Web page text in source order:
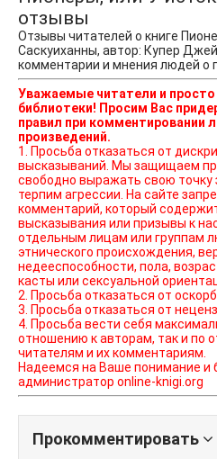
отзывы
Отзывы читателей о книге
Саскуиханны, автор: Купер
комментарии и мнения людей о
Уважаемые читатели и
библиотеки! Просим Вас
правил при комментировании
произведений.
1. Просьба отказаться от
высказываний. Мы защищаем право наших читателей
свободно выражать свою точку
терпим агрессии. На сайте
комментарий, который
высказывания или призывы к
отдельным лицам или группам
этнического происхождения,
недееспособности, пола,
касты или сексуальной
2. Просьба отказаться от
3. Просьба отказаться от
4. Просьба вести себя
отношению к авторам, так и по
читателям и их комментариям.
Надеемся на Ваше понимание и
администратор online-knigi.org
Прокомментировать